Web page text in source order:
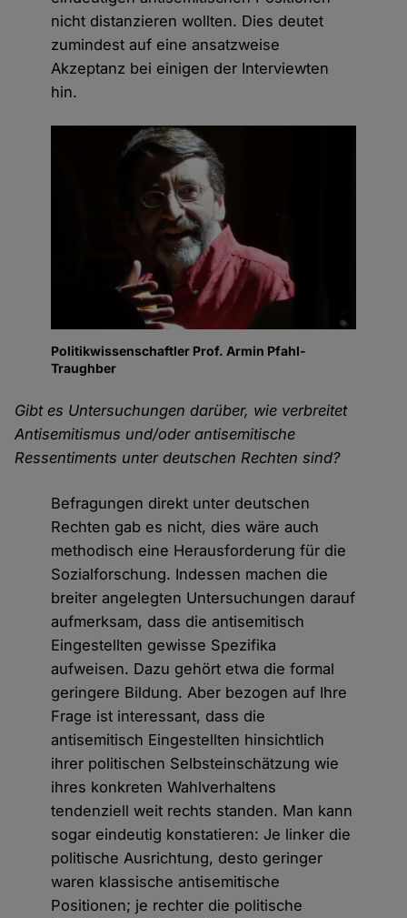
nicht distanzieren wollten. Dies deutet
zumindest auf eine ansatzweise
Akzeptanz bei einigen der Interviewten
hin.
Politikwissenschaftler Prof. Armin Pfahl-
Traughber
Gibt es Untersuchungen darüber, wie verbreitet
Antisemitismus und/oder antisemitische
Ressentiments unter deutschen Rechten sind?
Befragungen direkt unter deutschen
Rechten gab es nicht, dies wäre auch
methodisch eine Herausforderung für die
Sozialforschung. Indessen machen die
breiter angelegten Untersuchungen darauf
aufmerksam, dass die antisemitisch
Eingestellten gewisse Spezifika
aufweisen. Dazu gehört etwa die formal
geringere Bildung. Aber bezogen auf Ihre
Frage ist interessant, dass die
antisemitisch Eingestellten hinsichtlich
ihrer politischen Selbsteinschätzung wie
ihres konkreten Wahlverhaltens
tendenziell weit rechts standen. Man kann
sogar eindeutig konstatieren: Je linker die
politische Ausrichtung, desto geringer
waren klassische antisemitische
Positionen; je rechter die politische